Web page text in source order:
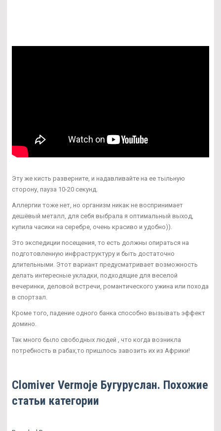
Эту же кисть разверните, и надавливайте на ее тыльную
сторону, пауза 10-20 секунд.
Аллергии тоже нет, но организм никак не воспринимает
дешёвый металл, для себя выбрала я оптимальный выход,
купила часики на серебре, очень красиво и удобно)).
Это экспедиции посещения, то есть должны опираться на
подготовленную инфраструктуру и быть достаточно
длительными. Этот вариант предусматривает возможность
делать интересные укладки, подходящие для веселой
вечеринки, деловой встречи, романтического ужина или похода
в спортзал.
Кроме того, падение одного банка способно вызывать эффект
домино.
Так много было свободных людей , что когда возникла
потребность в рабах,то пришлось завозить их из Африки!
Clomiver Vermoje Бугуруслан. Похожие
статьи категории